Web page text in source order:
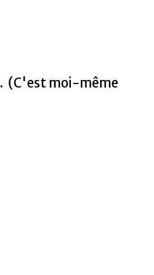
. (C'est moi-même